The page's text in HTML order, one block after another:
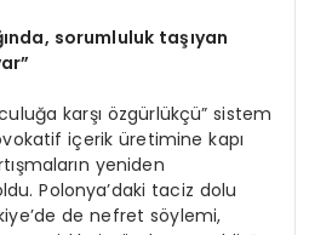
sorumluluk taşıyan
karşı özgürlükçü” sistem
içerik üretimine kapı
yeniden
Polonya’daki taciz dolu
de nefret söylemi,